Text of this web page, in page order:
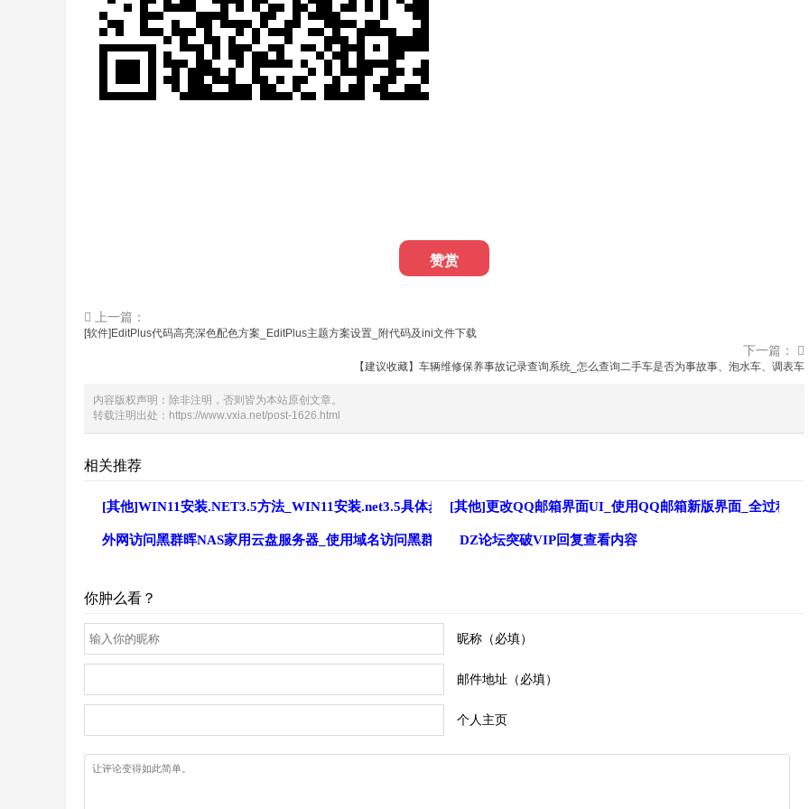
赞赏
上一篇：
[软件]EditPlus代码高亮深色配色方案_EditPlus主题方案设置_附代码及ini文件下载
下一篇：
【建议收藏】车辆维修保养事故记录查询系统_怎么查询二手车是否为事故事、泡水车、调表车
内容版权声明：除非注明，否则皆为本站原创文章。
转载注明出处： https://www.vxia.net/post-1626.html
相关推荐
[其他]WIN11安装.NET3.5方法_WIN11安装.net3.5具体步骤图解[其他]更改QQ邮箱界面UI_使用QQ邮箱新版界面_全过程截
外网访问黑群晖NAS家用云盘服务器_使用域名访问黑群晖系统DZ论坛突破VIP回复查看内容
你肿么看？
昵称（必填）
邮件地址（必填）
个人主页